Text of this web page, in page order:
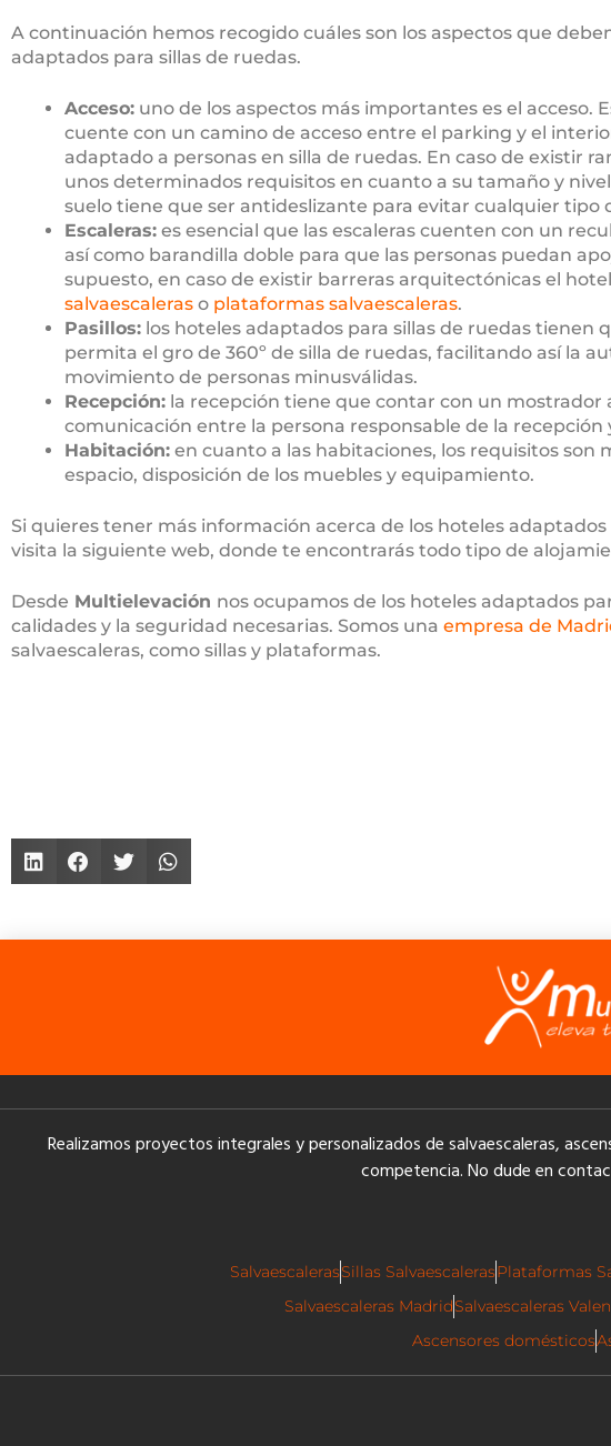
A continuación hemos recogido cuáles son los aspectos que
adaptados para sillas de ruedas.
Acceso: uno de los aspectos más importantes es el acceso.
cuente con un camino de acceso entre el parking y el
adaptado a personas en silla de ruedas. En caso de existir
unos determinados requisitos en cuanto a su tamaño y
suelo tiene que ser antideslizante para evitar cualquier tipo
Escaleras: es esencial que las escaleras cuenten con un
así como barandilla doble para que las personas puedan
supuesto, en caso de existir barreras arquitectónicas el
salvaescaleras o plataformas salvaescaleras.
Pasillos: los hoteles adaptados para sillas de ruedas tienen
permita el gro de 360º de silla de ruedas, facilitando así la
movimiento de personas minusválidas.
Recepción: la recepción tiene que contar con un mostrador
comunicación entre la persona responsable de la recepción
Habitación: en cuanto a las habitaciones, los requisitos son
espacio, disposición de los muebles y equipamiento.
Si quieres tener más información acerca de los hoteles adaptados
visita la siguiente web, donde te encontrarás todo tipo de
Desde Multielevación nos ocupamos de los hoteles adaptados
calidades y la seguridad necesarias. Somos una empresa de
salvaescaleras, como sillas y plataformas.
Realizamos proyectos integrales y personalizados de salvaescaleras,
competencia. No dude en
SalvaescalerasSillas SalvaescalerasPlataformas
Salvaescaleras MadridSalvaescaleras
Ascensores domésticos